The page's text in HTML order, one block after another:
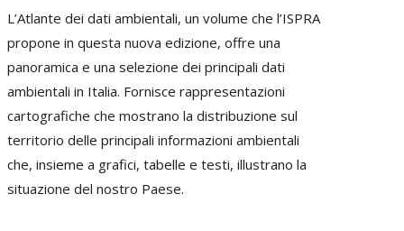
L’Atlante dei dati ambientali, un volume che l’ISPRA
propone in questa nuova edizione, offre una
panoramica e una selezione dei principali dati
ambientali in Italia. Fornisce rappresentazioni
cartografiche che mostrano la distribuzione sul
territorio delle principali informazioni ambientali
che, insieme a grafici, tabelle e testi, illustrano la
situazione del nostro Paese.